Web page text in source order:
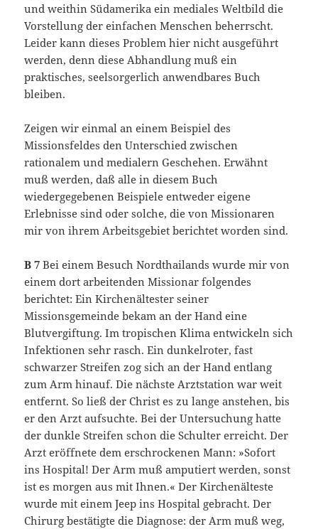
und weithin Südamerika ein mediales Weltbild die
Vorstellung der einfachen Menschen beherrscht.
Leider kann dieses Problem hier nicht ausgeführt
werden, denn diese Abhandlung muß ein
praktisches, seelsorgerlich anwendbares Buch
bleiben.
Zeigen wir einmal an einem Beispiel des
Missionsfeldes den Unterschied zwischen
rationalem und medialern Geschehen. Erwähnt
muß werden, daß alle in diesem Buch
wiedergegebenen Beispiele entweder eigene
Erlebnisse sind oder solche, die von Missionaren
mir von ihrem Arbeitsgebiet berichtet worden sind.
B 7 Bei einem Besuch Nordthailands wurde mir von
einem dort arbeitenden Missionar folgendes
berichtet: Ein Kirchenältester seiner
Missionsgemeinde bekam an der Hand eine
Blutvergiftung. Im tropischen Klima entwickeln sich
Infektionen sehr rasch. Ein dunkelroter, fast
schwarzer Streifen zog sich an der Hand entlang
zum Arm hinauf. Die nächste Arztstation war weit
entfernt. So ließ der Christ es zu lange anstehen, bis
er den Arzt aufsuchte. Bei der Untersuchung hatte
der dunkle Streifen schon die Schulter erreicht. Der
Arzt eröffnete dem erschrockenen Mann: »Sofort
ins Hospital! Der Arm muß amputiert werden, sonst
ist es morgen aus mit Ihnen.« Der Kirchenälteste
wurde mit einem Jeep ins Hospital gebracht. Der
Chirurg bestätigte die Diagnose: der Arm muß weg,